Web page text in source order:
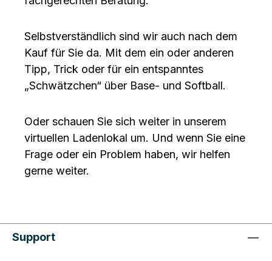
Selbstverständlich sind wir auch nach dem
Kauf für Sie da. Mit dem ein oder anderen
Tipp, Trick oder für ein entspanntes
„Schwätzchen“ über Base- und Softball.
Oder schauen Sie sich weiter in unserem
virtuellen Ladenlokal um. Und wenn Sie eine
Frage oder ein Problem haben, wir helfen
gerne weiter.
Support